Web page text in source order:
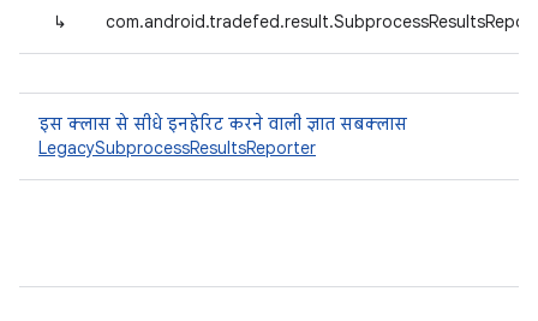
↳
इस क्लास से सीधे इनहेरिट करने वाली ज्ञात सबक्लास
LegacySubprocessResultsReporter